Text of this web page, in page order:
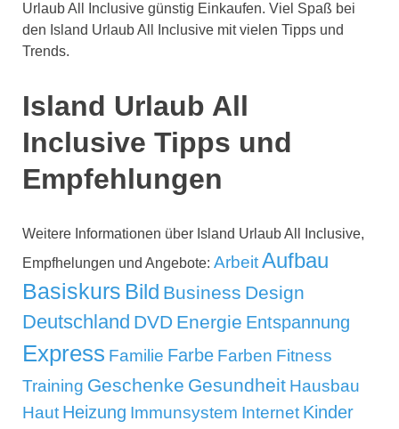
Urlaub All Inclusive günstig Einkaufen. Viel Spaß bei
den Island Urlaub All Inclusive mit vielen Tipps und
Trends.
Island Urlaub All
Inclusive Tipps und
Empfehlungen
Weitere Informationen über Island Urlaub All Inclusive,
Empfhelungen und Angebote: ArbeitAufbau
Basiskurs Bild Business Design
Deutschland DVD Energie Entspannung
Express Familie Farbe Farben Fitness
Training Geschenke Gesundheit Hausbau
Haut Heizung Immunsystem Internet Kinder